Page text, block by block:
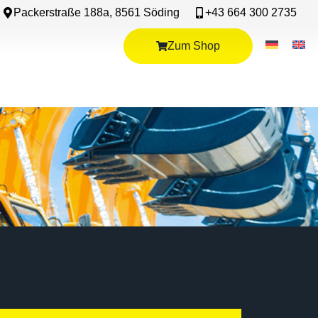
+43 664 300 2735
Packerstraße 188a, 8561 Söding
Zum Shop